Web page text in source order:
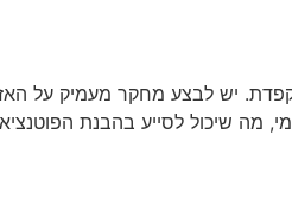
יש לבצע מחקר מעמיק על
מה שיכול לסייע בהבנת